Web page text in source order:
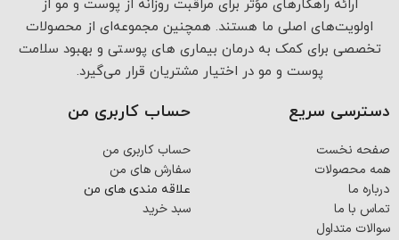
ارائه راهکارهای مؤثر برای مراقبت روزانه از پوست و مو از
اولویت‌های اصلی ما هستند. همچنین مجموعه‌ای از محصولات
تخصصی برای کمک به درمان بیماری های پوستی و بهبود سلامت
پوست و مو در اختیار مشتریان قرار می‌گیرد.
دسترسی سریع
صفحه نخست
همه محصولات
درباره ما
تماس با ما
سوالات متداول
حساب کاربری من
حساب کاربری من
سفارش های من
علاقه مندی های من
سبد خرید